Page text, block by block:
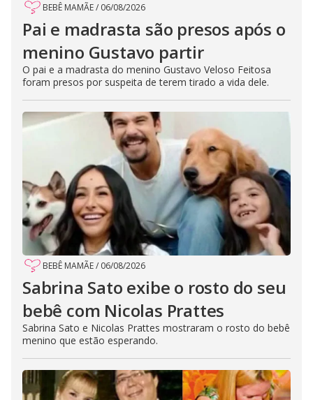
BEBÊ MAMÃE/ 06/08/2026
Pai e madrasta são presos após o
menino Gustavo partir
O pai e a madrasta do menino Gustavo Veloso Feitosa
foram presos por suspeita de terem tirado a vida dele.
BEBÊ MAMÃE/ 06/08/2026
Sabrina Sato exibe o rosto do seu
bebê com Nicolas Prattes
Sabrina Sato e Nicolas Prattes mostraram o rosto do bebê
menino que estão esperando.